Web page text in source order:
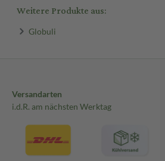
Weitere Produkte aus:
Globuli
Versandarten
i.d.R. am nächsten Werktag